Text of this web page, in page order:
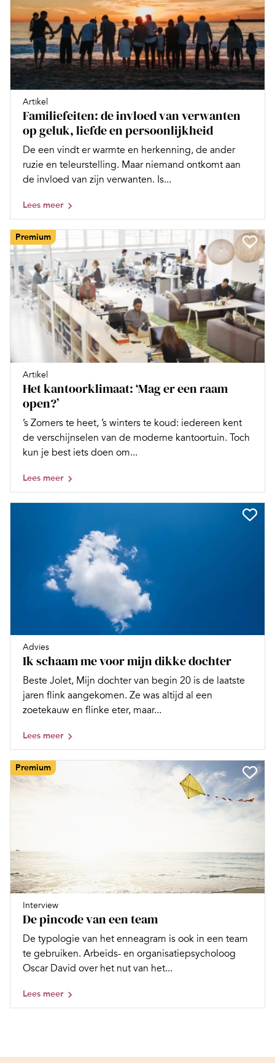
Artikel
Familiefeiten: de invloed van verwanten
op geluk, liefde en persoonlijkheid
De een vindt er warmte en herkenning, de ander
ruzie en teleurstelling. Maar niemand ontkomt aan
de invloed van zijn verwanten. Is...
Lees meer
Premium
Artikel
Het kantoorklimaat: ‘Mag er een raam
open?’
’s Zomers te heet, ’s winters te koud: iedereen kent
de verschijnselen van de moderne kantoortuin. Toch
kun je best iets doen om...
Lees meer
Advies
Ik schaam me voor mijn dikke dochter
Beste Jolet, Mijn dochter van begin 20 is de laatste
jaren flink aangekomen. Ze was altijd al een
zoetekauw en flinke eter, maar...
Lees meer
Premium
Interview
De pincode van een team
De typologie van het enneagram is ook in een team
te gebruiken. Arbeids- en organisatiepsycholoog
Oscar David over het nut van het...
Lees meer